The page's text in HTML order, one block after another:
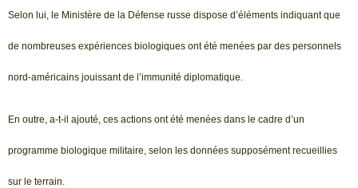
Selon lui, le Ministère de la Défense russe dispose d’éléments indiquant que
de nombreuses expériences biologiques ont été menées par des personnels
nord-américains jouissant de l’immunité diplomatique.
En outre, a-t-il ajouté, ces actions ont été menées dans le cadre d’un
programme biologique militaire, selon les données supposément recueillies
sur le terrain.